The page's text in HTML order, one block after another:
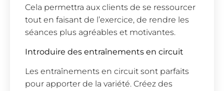
Cela permettra aux clients de se ressourcer
tout en faisant de l’exercice, de rendre les
séances plus agréables et motivantes.
Introduire des entraînements en circuit
Les entraînements en circuit sont parfaits
pour apporter de la variété. Créez des